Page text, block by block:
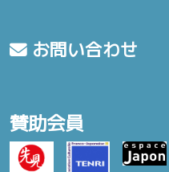
お問い合わせ
賛助会員